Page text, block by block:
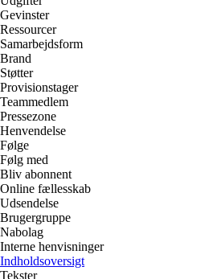
Gevinster
Ressourcer
Samarbejdsform
Brand
Støtter
Provisionstager
Teammedlem
Pressezone
Henvendelse
Følge
Følg med
Bliv abonnent
Online fællesskab
Udsendelse
Brugergruppe
Nabolag
Interne henvisninger
Indholdsoversigt
Tekster